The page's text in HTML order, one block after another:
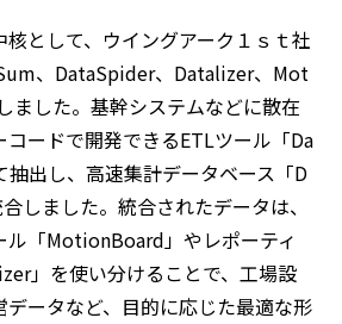
として、ウイングアーク１ｓｔ社
、DataSpider、Datalizer、Mot
ました。基幹システムなどに散在
ードで開発できるETLツール「Da
出し、高速集計データベース「D
しました。統合されたデータは、
ル「MotionBoard」やレポーティ
」を使い分けることで、工場設
ータなど、目的に応じた最適な形